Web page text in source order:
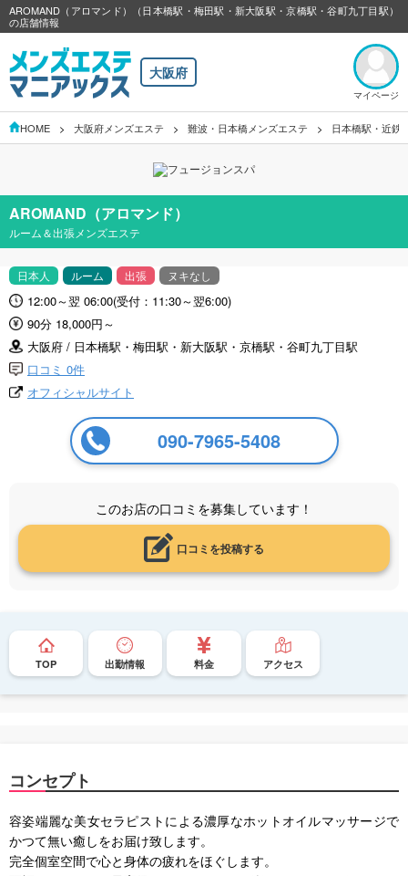
AROMAND（アロマンド）（日本橋駅・梅田駅・新大阪駅・京橋駅・谷町九丁目駅）
の店舗情報
大阪府
マイページ
HOME 大阪府メンズエステ 難波・日本橋メンズエステ 日本橋駅・近鉄
AROMAND（アロマンド）
ルーム＆出張メンズエステ
日本人 ルーム 出張 ヌキなし
12:00～翌 06:00(受付：11:30～翌6:00)
90分 18,000円～
大阪府 / 日本橋駅・梅田駅・新大阪駅・京橋駅・谷町九丁目駅
口コミ 0件
オフィシャルサイト
090-7965-5408
このお店の口コミを募集しています！
口コミを投稿する
TOP 出勤情報 料金 アクセス
コンセプト
容姿端麗な美女セラピストによる濃厚なホットオイルマッサージで
かつて無い癒しをお届け致します。
完全個室空間で心と身体の疲れをほぐします。